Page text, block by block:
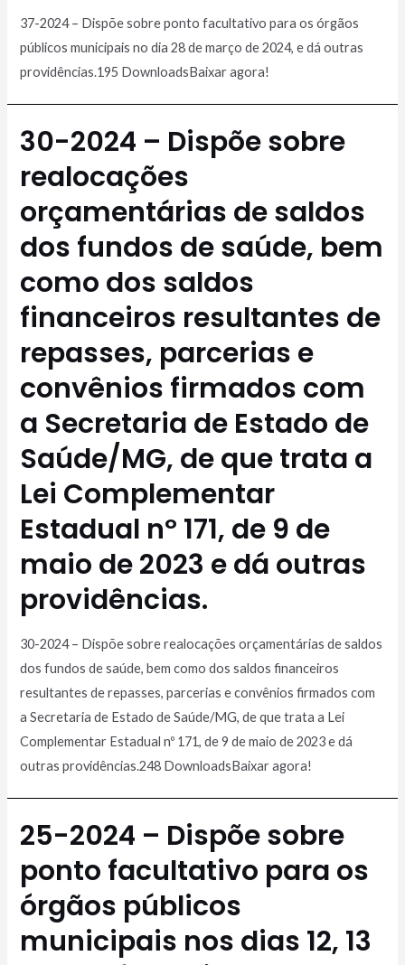
37-2024 – Dispõe sobre ponto facultativo para os órgãos
públicos municipais no dia 28 de março de 2024, e dá outras
providências.195 DownloadsBaixar agora!
30-2024 – Dispõe sobre
realocações
orçamentárias de saldos
dos fundos de saúde, bem
como dos saldos
financeiros resultantes de
repasses, parcerias e
convênios firmados com
a Secretaria de Estado de
Saúde/MG, de que trata a
Lei Complementar
Estadual nº 171, de 9 de
maio de 2023 e dá outras
providências.
30-2024 – Dispõe sobre realocações orçamentárias de saldos
dos fundos de saúde, bem como dos saldos financeiros
resultantes de repasses, parcerias e convênios firmados com
a Secretaria de Estado de Saúde/MG, de que trata a Lei
Complementar Estadual nº 171, de 9 de maio de 2023 e dá
outras providências.248 DownloadsBaixar agora!
25-2024 – Dispõe sobre
ponto facultativo para os
órgãos públicos
municipais nos dias 12, 13